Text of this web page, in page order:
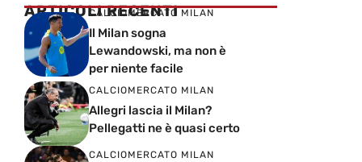
ARTICOLI RECENTI
CALCIOMERCATO MILAN
Il Milan sogna
Lewandowski, ma non è
per niente facile
CALCIOMERCATO MILAN
Allegri lascia il Milan?
Pellegatti ne è quasi certo
CALCIOMERCATO MILAN